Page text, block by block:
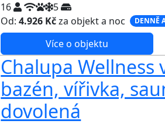
16
5
Od:4.926 Kčza objekt a noc DENNĚ
Více o objektu
Chalupa Wellness
bazén, vířivka,
dovolená